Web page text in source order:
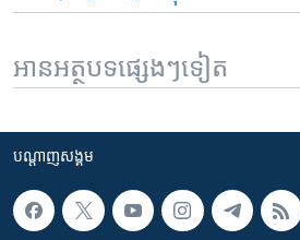
អានអត្ថបទផ្សេងៗទៀត
បណ្តាញ​សង្គម